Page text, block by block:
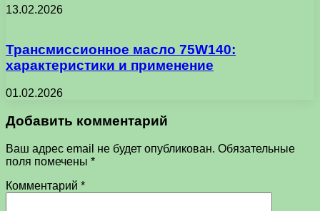
13.02.2026
Трансмиссионное масло 75W140:
характеристики и применение
01.02.2026
Добавить комментарий
Ваш адрес email не будет опубликован. Обязательные
поля помечены *
Комментарий *